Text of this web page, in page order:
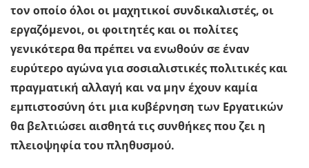
τον οποίο όλοι οι μαχητικοί συνδικαλιστές, οι
εργαζόμενοι, οι φοιτητές και οι πολίτες
γενικότερα θα πρέπει να ενωθούν σε έναν
ευρύτερο αγώνα για σοσιαλιστικές πολιτικές και
πραγματική αλλαγή και να μην έχουν καμία
εμπιστοσύνη ότι μια κυβέρνηση των Εργατικών
θα βελτιώσει αισθητά τις συνθήκες που ζει η
πλειοψηφία του πληθυσμού.